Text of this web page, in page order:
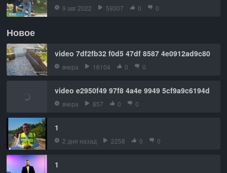
9 авг 2022 59307 0 0
Новое
video 7df2fb32 f0d5 47df 8587 4e0912ad9c80
вчера 16104 0 0
video e2950f49 97f8 4a4e 9949 5cf9a9c6194d
вчера 857 0 0
1
2 дня назад 2258 0 0
1